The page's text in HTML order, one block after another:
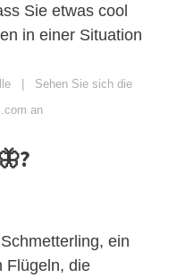
Sie etwas cool
in einer Situation
| Sehen Sie sich die
an
ein
Flügeln, die